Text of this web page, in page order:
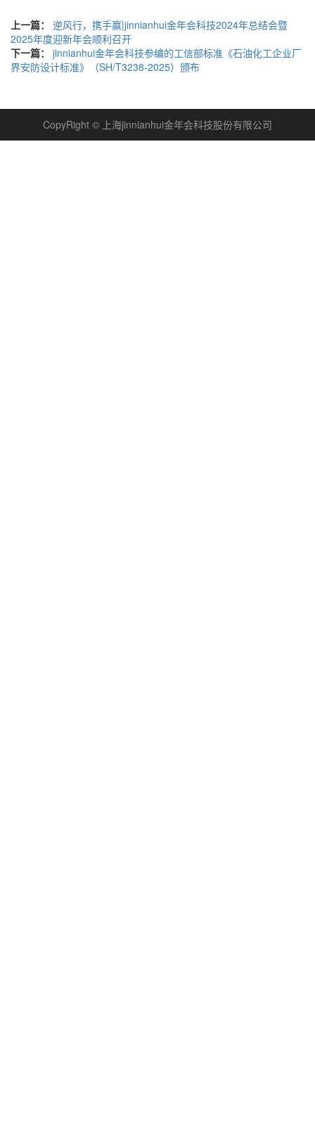
上一篇：
逆风行，携手赢|jinnianhui金年会科技2024年总结会暨
2025年度迎新年会顺利召开
下一篇：
jinnianhui金年会科技参编的工信部标准《石油化工企业厂
界安防设计标准》（SH/T3238-2025）颁布
CopyRight © 上海jinnianhui金年会科技股份有限公司